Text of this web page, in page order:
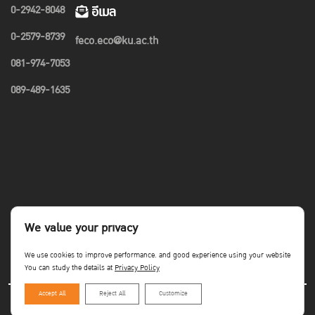
0-2942-8048
0-2579-8739
081-974-7053
089-489-1635
อีเมล
feco.eco@ku.ac.th
Copyright©Faculty of Economics KU
We value your privacy
We use cookies to improve performance. and good experience using your website
You can study the details atPrivacy Policy
Accept All Reject All Customize